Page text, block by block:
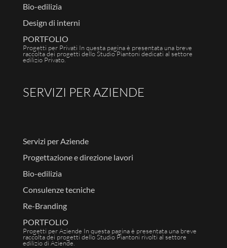
Bio-edilizia
Design di interni
PORTFOLIO
Progetti per Privati In questa pagina è presentata una breve
raccolta dei progetti dello Studio Piantoni dedicati al settore
edilizio Privato.
SERVIZI PER AZIENDE
Servizi per Aziende
Progettazione e direzione lavori
Bio-edilizia
Consulenze tecniche
Re-Branding
PORTFOLIO
Progetti per Aziende In questa pagina è presentata una breve
raccolta dei progetti dello Studio Piantoni rivolti al settore
edilizio di Aziende.